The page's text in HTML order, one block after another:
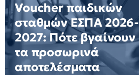
Voucher παιδικών
σταθμών ΕΣΠΑ 2026-
2027: Πότε βγαίνουν
τα προσωρινά
αποτελέσματα